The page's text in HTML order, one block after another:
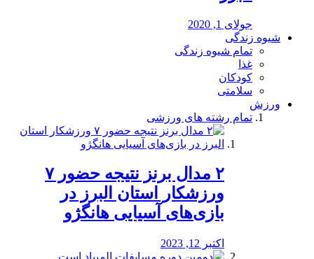
جولای 1, 2020
شیوه زندگی
تمام شیوه زندگی
غذا
کودکان
سلامتی
ورزش
تمام رشته های ورزشی
۲ مدال برنز نتیجه حضور ۷
ورزشکار استان البرز در
بازی‌های آسیایی هانگژو
اکتبر 12, 2023